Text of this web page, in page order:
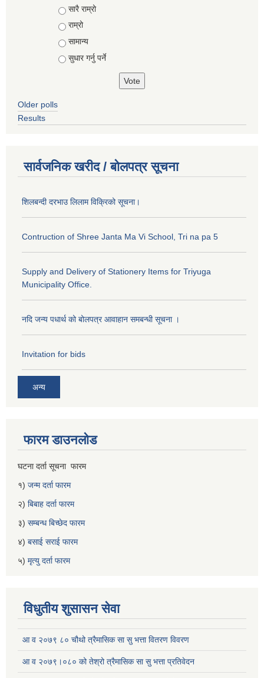
Choices
सारै राम्रो
राम्रो
सामान्य
सुधार गर्नु पर्ने
Older polls
Results
सार्वजनिक खरीद / बोलपत्र सूचना
शिलबन्दी दरभाउ लिलाम विक्रिको सूचना।
Contruction of Shree Janta Ma Vi School, Tri na pa 5
Supply and Delivery of Stationery Items for Triyuga
Municipality Office.
नदि जन्य पधार्थ को बोलपत्र आवाहान समबन्धी सूचना ।
Invitation for bids
अन्य
फारम डाउनलोड
घटना दर्ता सूचना फारम
१) जन्म दर्ता फारम
२) बिबाह दर्ता फारम
३) सम्बन्ध बिच्छेद फारम
४) बसाई सराई फारम
५) मृत्यु दर्ता फारम
विधुतीय शुसासन सेवा
आ व २०७९ ८० चौथो त्रैमासिक सा सु भत्ता वितरण विवरण
आ व २०७९।०८० को तेश्रो त्रैमासिक सा सु भत्ता प्रतिवेदन